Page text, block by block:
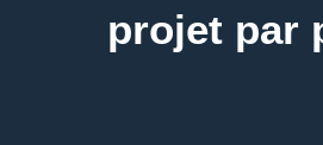
projet par